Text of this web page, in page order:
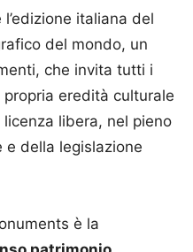
l’edizione italiana del
del mondo, un
che invita tutti i
eredità culturale
libera, nel pieno
e della legislazione
è la